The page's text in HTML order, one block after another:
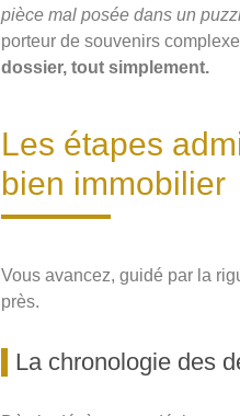
pièce mal posée dans un
porteur de souvenirs
dossier, tout simplement.
Les étapes
bien immobilier
Vous avancez, guidé par la
près.
La chronologie des